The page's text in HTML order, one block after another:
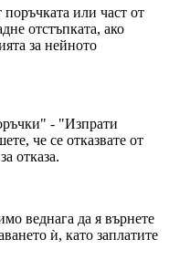
или част от
отстъпката, ако
за нейното
- "Изпрати
че се отказвате от
отказа.
веднага да я върнете
ѝ, като заплатите